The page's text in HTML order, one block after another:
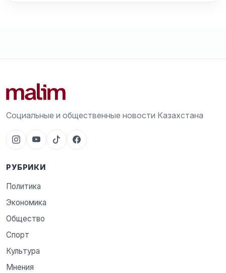
Социальные и общественные новости Казахстана
РУБРИКИ
Политика
Экономика
Общество
Спорт
Культура
Мнения